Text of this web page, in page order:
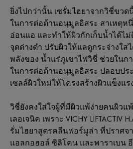
ยิ่งไปกว่านั้น เซรั่มไฮยาจากวิชี่ขว
ในการต่อต้านอนุมูลอิสระ สาเหตุห
อ่อนแอ และทำให้ผิวกักเก็บน้ำได้ไ
จุดด่างดำ ปรับผิวให้แลดูกระจ่างใส
พลังของ น้ำแร่ภูเขาไฟวิชี่ ช่วยในก
ในการต่อต้านอนุมูลอิสระ ปลอบปร
เซลล์ผิวใหม่ให้โครงสร้างผิวแข็งแร
วิชี่ยังคงใส่ใจผู้ที่มีผิวแพ้ง่ายคนผิวแ
เลอเจนิค เพราะ VICHY LIFTACTIV
รั่มไฮยาสูตรคลีนฟอร์มูล่า ที่ปราศจ
แอลกอฮอล์ ซิลิโคน และพาราเบน